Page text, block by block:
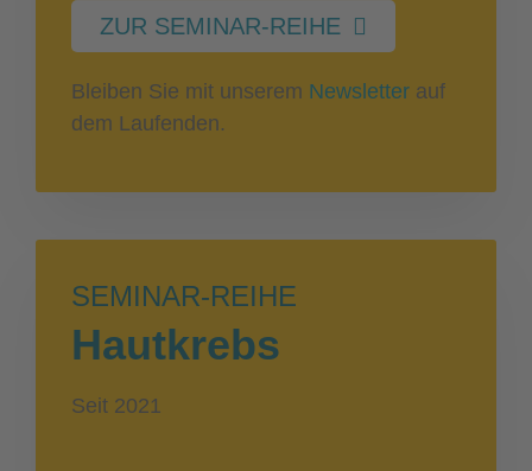
ZUR SEMINAR-REIHE
Bleiben Sie mit unserem Newsletter auf
dem Laufenden.
SEMINAR-REIHE
Hautkrebs
Seit 2021